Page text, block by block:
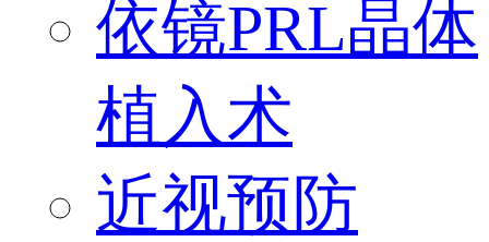
依镜PRL晶体
植入术
近视预防